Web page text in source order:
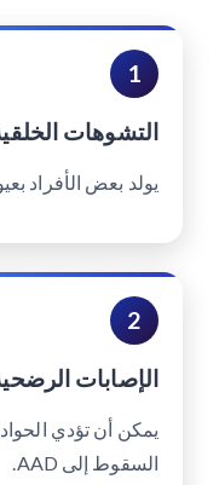
1
التشوهات
يولد بعض الأفراد
2
الإصابات
يمكن أن تؤدي
السقوط إلى AAD.